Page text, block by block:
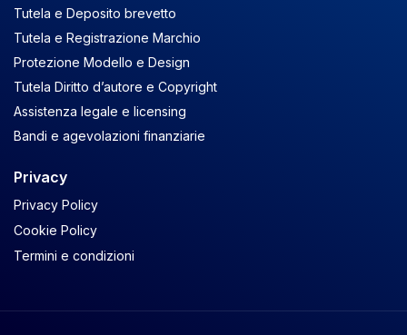
Tutela e Deposito brevetto
Tutela e Registrazione Marchio
Protezione Modello e Design
Tutela Diritto d’autore e Copyright
Assistenza legale e licensing
Bandi e agevolazioni finanziarie
Privacy
Privacy Policy
Cookie Policy
Termini e condizioni